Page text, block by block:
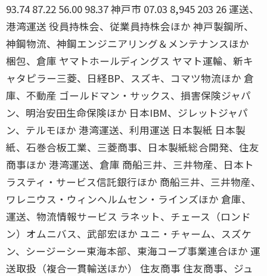
93.74 87.22 56.00 98.37 神戸市 07.03 8,945 203 26 運送、
港湾運送 役員持株会、従業員持株会ほか 神戸製鋼所、
神鋼物流、神鋼エンジニアリング＆メンテナンスほか
梱包、倉庫 ヤマトホールディングス ヤマト運輸、新キ
ャタピラー三菱、日経BP、スズキ、コマツ物流ほか 倉
庫、不動産 ゴールドマン・サックス、損害保険ジャパ
ン、明治安田生命保険ほか 日本IBM、ジレットジャパ
ン、テルモほか 港湾運送、利用運送 日本製紙 日本製
紙、石巻合板工業、三菱商事、日本製紙総合開発、住友
商事ほか 港湾運送、倉庫 商船三井、三井物産、日本ト
ラスティ・サービス信託銀行ほか 商船三井、三井物産、
ワレニウス・ウィンヘルムセン・ラインズほか 倉庫、
運送、物流情報サービス ラネット、チェース（ロンド
ン）オムニバス、武部宏ほか ユニ・チャーム、スズケ
ン、シージーシー東海本部、東海コープ事業連合ほか 運
送取扱（複合一貫輸送ほか） 住友商事 住友商事、ジュ